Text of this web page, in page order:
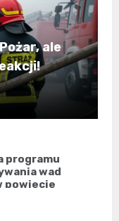
ale
programu
wad
powiecie